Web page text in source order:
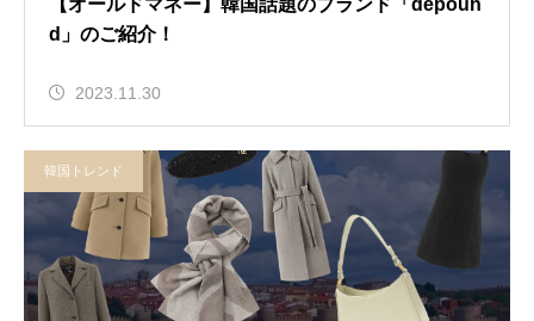
【オールドマネー】韓国話題のブランド「depoun
d」のご紹介！
2023.11.30
韓国トレンド